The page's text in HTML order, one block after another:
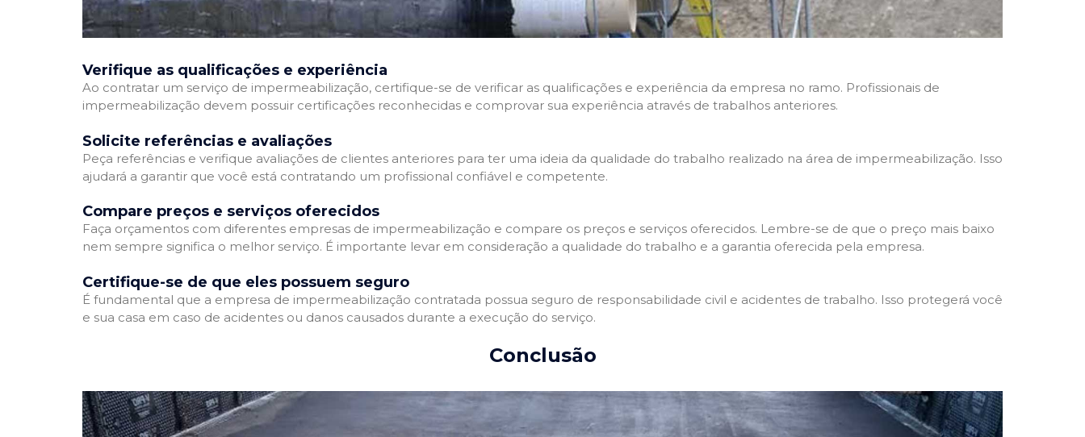
Verifique as qualificações e experiência
Ao contratar um serviço de impermeabilização, certifique-se de verificar as qualificações e experiência da empresa no ramo. Profissionais de
impermeabilização devem possuir certificações reconhecidas e comprovar sua experiência através de trabalhos anteriores.
Solicite referências e avaliações
Peça referências e verifique avaliações de clientes anteriores para ter uma ideia da qualidade do trabalho realizado na área de impermeabilização. Isso
ajudará a garantir que você está contratando um profissional confiável e competente.
Compare preços e serviços oferecidos
Faça orçamentos com diferentes empresas de impermeabilização e compare os preços e serviços oferecidos. Lembre-se de que o preço mais baixo
nem sempre significa o melhor serviço. É importante levar em consideração a qualidade do trabalho e a garantia oferecida pela empresa.
Certifique-se de que eles possuem seguro
É fundamental que a empresa de impermeabilização contratada possua seguro de responsabilidade civil e acidentes de trabalho. Isso protegerá você
e sua casa em caso de acidentes ou danos causados durante a execução do serviço.
Conclusão